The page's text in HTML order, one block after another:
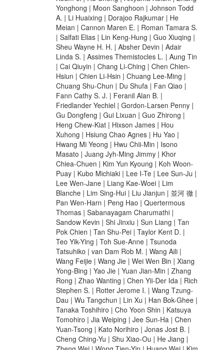
Yonghong | Moon Sanghoon | Johnson Todd
A. | Li Huaixing | Dorajoo Rajkumar | He
Meian | Cannon Maren E. | Roman Tamara S.
| Salfati Elias | Lin Keng-Hung | Guo Xiuqing |
Sheu Wayne H. H. | Absher Devin | Adair
Linda S. | Assimes Themistocles L. | Aung Tin
| Cai Qiuyin | Chang Li-Ching | Chen Chien-
Hsiun | Chien Li-Hsin | Chuang Lee-Ming |
Chuang Shu-Chun | Du Shufa | Fan Qiao |
Fann Cathy S. J. | Feranil Alan B. |
Friedlander Yechiel | Gordon-Larsen Penny |
Gu Dongfeng | Gui Lixuan | Guo Zhirong |
Heng Chew-Kiat | Hixson James | Hou
Xuhong | Hsiung Chao Agnes | Hu Yao |
Hwang Mi Yeong | Hwu Chii-Min | Isono
Masato | Juang Jyh-Ming Jimmy | Khor
Chiea-Chuen | Kim Yun Kyoung | Koh Woon-
Puay | Kubo Michiaki | Lee I-Te | Lee Sun-Ju |
Lee Wen-Jane | Liang Kae-Woei | Lim
Blanche | Lim Sing-Hui | Liu Jianjun | 並河 徹 |
Pan Wen-Harn | Peng Hao | Quertermous
Thomas | Sabanayagam Charumathi |
Sandow Kevin | Shi Jinxiu | Sun Liang | Tan
Pok Chien | Tan Shu-Pei | Taylor Kent D. |
Teo Yik-Ying | Toh Sue-Anne | Tsunoda
Tatsuhiko | van Dam Rob M. | Wang Aili |
Wang Feijie | Wang Jie | Wei Wen Bin | Xiang
Yong-Bing | Yao Jie | Yuan Jian-Min | Zhang
Rong | Zhao Wanting | Chen Yii-Der Ida | Rich
Stephen S. | Rotter Jerome I. | Wang Tzung-
Dau | Wu Tangchun | Lin Xu | Han Bok-Ghee |
Tanaka Toshihiro | Cho Yoon Shin | Katsuya
Tomohiro | Jia Weiping | Jee Sun-Ha | Chen
Yuan-Tsong | Kato Norihiro | Jonas Jost B. |
Cheng Ching-Yu | Shu Xiao-Ou | He Jiang |